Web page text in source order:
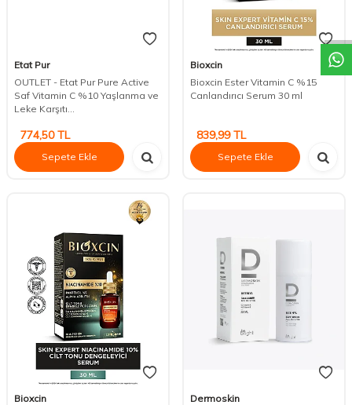
DESTEK
Etat Pur
OUTLET - Etat Pur Pure Active
Saf Vitamin C %10 Yaşlanma ve
Leke Karşıtı...
774,50TL
Sepete Ekle
Bioxcin
Bioxcin Ester Vitamin C %15
Canlandırıcı Serum 30 ml
839,99TL
Sepete Ekle
Bioxcin
Dermoskin